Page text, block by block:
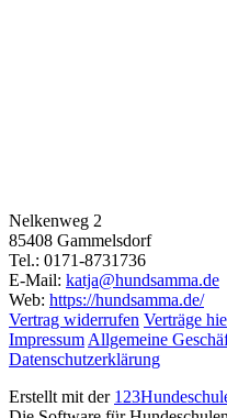
Nelkenweg 2
85408 Gammelsdorf
Tel.: 0171-8731736
E-Mail: katja@hundsamma.de
Web: https://hundsamma.de/
Vertrag widerrufen Verträge
ImpressumAllgemeine
Datenschutzerklärung
Erstellt mit der